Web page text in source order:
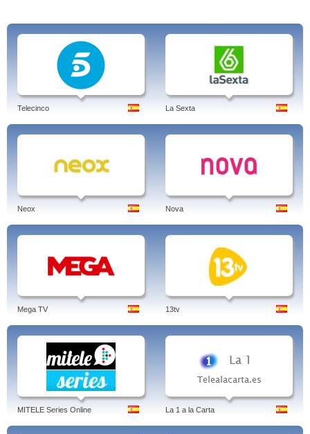
Telecinco La Sexta
Neox Nova
Mega TV 13tv
MITELE Series Online La 1 a la Carta